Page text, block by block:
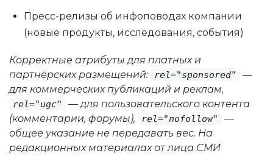
Пресс-релизы об инфоповодах компании
(новые продукты, исследования, события)
Корректные атрибуты для платных и
партнёрских размещений:
rel="sponsored"
—
для коммерческих публикаций и реклам,
rel="ugc"
— для пользовательского контента
(комментарии, форумы),
rel="nofollow"
—
общее указание не передавать вес. На
редакционных материалах от лица СМИ